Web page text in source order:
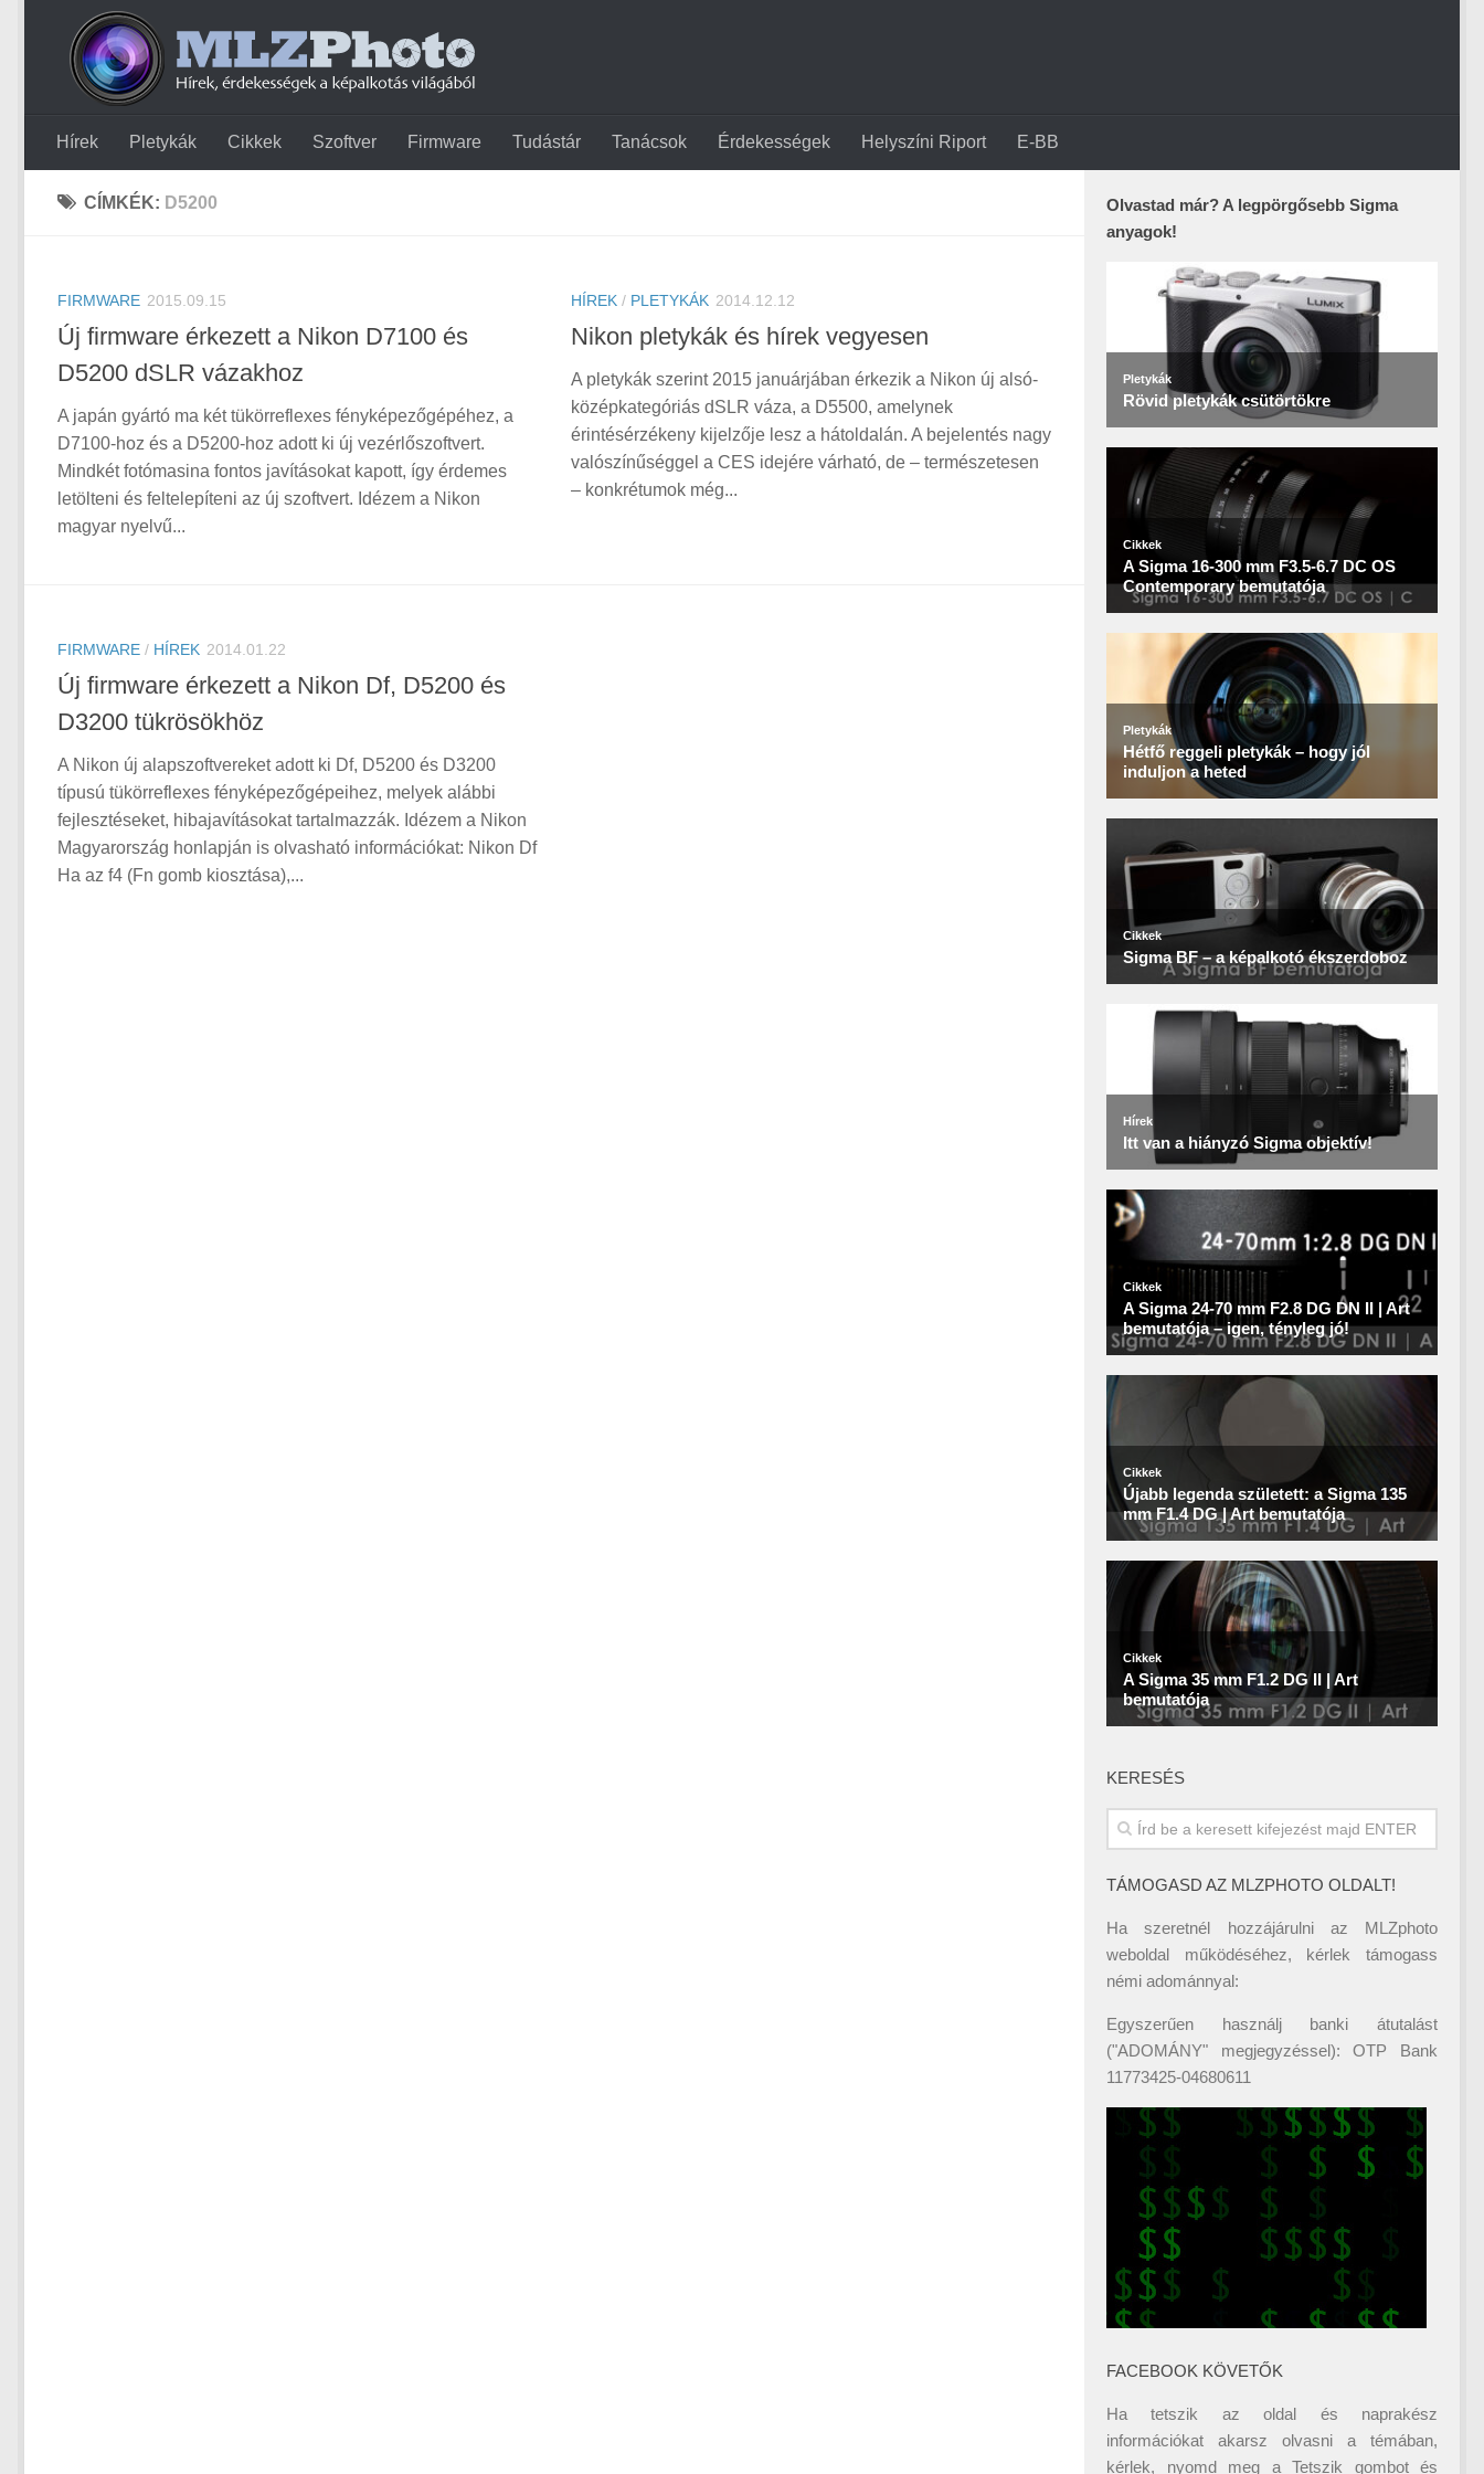
Hírek Pletykák Cikkek Szoftver Firmware Tudástár Tanácsok Érdekességek Helyszíni Riport E-BB
CÍMKÉK: D5200
FIRMWARE 2015.09.15
Új firmware érkezett a Nikon D7100 és
D5200 dSLR vázakhoz
A japán gyártó ma két tükörreflexes fényképezőgépéhez, a
D7100-hoz és a D5200-hoz adott ki új vezérlőszoftvert.
Mindkét fotómasina fontos javításokat kapott, így érdemes
letölteni és feltelepíteni az új szoftvert. Idézem a Nikon
magyar nyelvű...
HÍREK / PLETYKÁK 2014.12.12
Nikon pletykák és hírek vegyesen
A pletykák szerint 2015 januárjában érkezik a Nikon új alsó-
középkategóriás dSLR váza, a D5500, amelynek
érintésérzékeny kijelzője lesz a hátoldalán. A bejelentés nagy
valószínűséggel a CES idejére várható, de – természetesen
– konkrétumok még...
FIRMWARE / HÍREK 2014.01.22
Új firmware érkezett a Nikon Df, D5200 és
D3200 tükrösökhöz
A Nikon új alapszoftvereket adott ki Df, D5200 és D3200
típusú tükörreflexes fényképezőgépeihez, melyek alábbi
fejlesztéseket, hibajavításokat tartalmazzák. Idézem a Nikon
Magyarország honlapján is olvasható információkat: Nikon Df
Ha az f4 (Fn gomb kiosztása),...
Olvastad már? A legpörgősebb Sigma
anyagok!
KERESÉS
TÁMOGASD AZ MLZPHOTO OLDALT!
Ha szeretnél hozzájárulni az MLZphoto
weboldal működéséhez, kérlek támogass
némi adománnyal:
Egyszerűen használj banki átutalást
("ADOMÁNY" megjegyzéssel): OTP Bank
11773425-04680611
FACEBOOK KÖVETŐK
Ha tetszik az oldal és naprakész
információkat akarsz olvasni a témában,
kérlek, nyomd meg a Tetszik gombot és